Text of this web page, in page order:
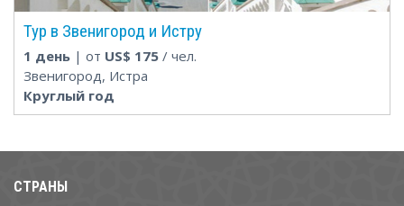
Тур в Звенигород и Истру
1 день | от US$ 175 / чел.
Звенигород, Истра
Круглый год
СТРАНЫ